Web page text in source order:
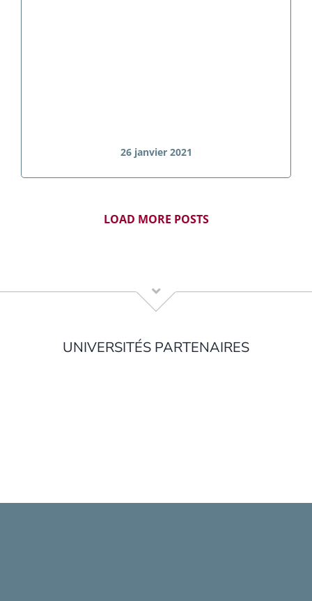
26 janvier 2021
LOAD MORE POSTS
UNIVERSITÉS PARTENAIRES